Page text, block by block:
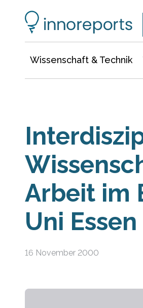
Wissenschaft & Technik
Arbeit im
Uni
16 November 2000